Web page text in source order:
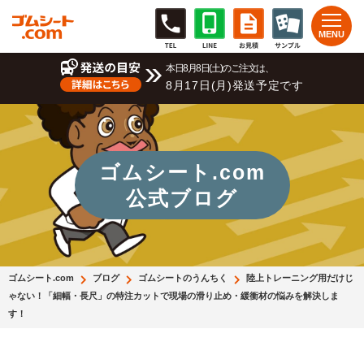
本日8月8日(土)のご注文は、
8月17日(月)発送予定です
ゴムシート.com
公式ブログ
ゴムシート.com ブログ ゴムシートのうんちく
陸上トレーニング用だけじ
ゃない！「細幅・長尺」の特注カットで現場の滑り止め・緩衝材の悩みを解決しま
す！